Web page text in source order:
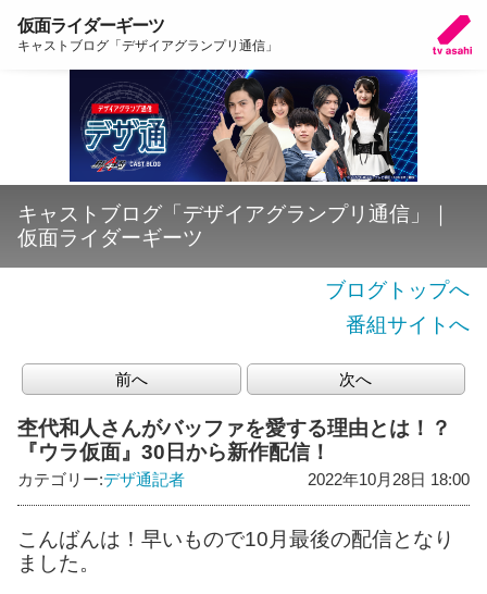
仮面ライダーギーツ
キャストブログ「デザイアグランプリ通信」
キャストブログ「デザイアグランプリ通信」｜
仮面ライダーギーツ
ブログトップへ
番組サイトへ
前へ 次へ
杢代和人さんがバッファを愛する理由とは！？
『ウラ仮面』30日から新作配信！
カテゴリー:デザ通記者 2022年10月28日 18:00
こんばんは！早いもので10月最後の配信となり
ました。